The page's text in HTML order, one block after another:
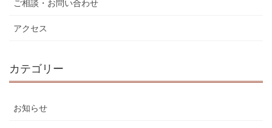
ご相談・お問い合わせ
アクセス
カテゴリー
お知らせ